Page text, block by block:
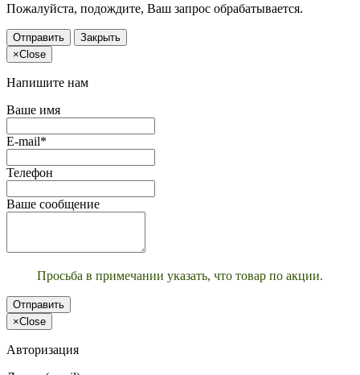
Пожалуйста, подождите, Ваш запрос обрабатывается.
Отправить
Закрыть
×Close
Напишите нам
Ваше имя
E-mail*
Телефон
Ваше сообщение
Просьба в примечании указать, что товар по акции.
Отправить
×Close
Авторизация